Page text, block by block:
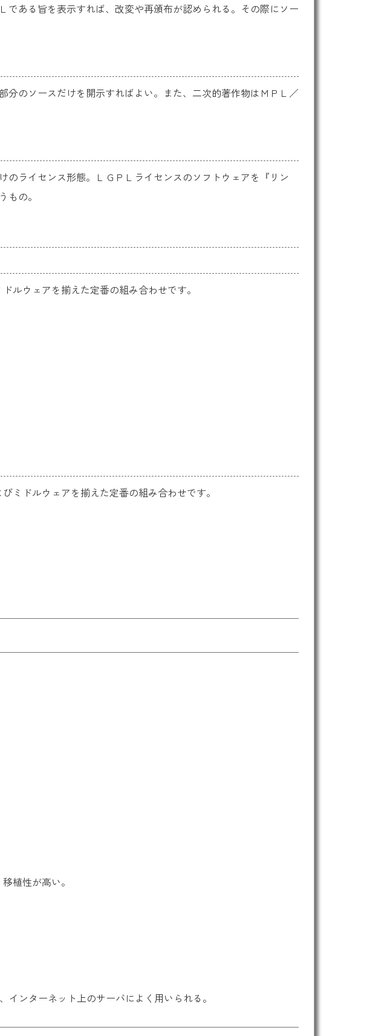
ある旨を表示すれば、改変や再頒布が認められる。その際にソー
のソースだけを開示すればよい。また、二次的著作物はＭＰＬ／
ライセンス形態。ＬＧＰＬライセンスのソフトウェアを『リン
の。
ルウェアを揃えた定番の組み合わせです。
ミドルウェアを揃えた定番の組み合わせです。
植性が高い。
ンターネット上のサーバによく用いられる。